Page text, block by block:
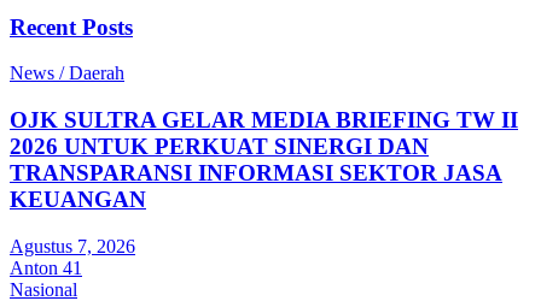
Recent Posts
News / Daerah
OJK SULTRA GELAR MEDIA BRIEFING TW II
2026 UNTUK PERKUAT SINERGI DAN
TRANSPARANSI INFORMASI SEKTOR JASA
KEUANGAN
Agustus 7, 2026
Anton 41
Nasional